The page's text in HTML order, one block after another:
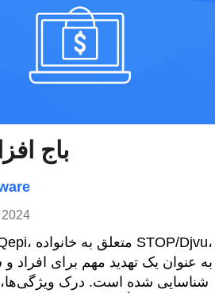
باج
2024
به عنوان یک تهدید مهم برای افراد
شناسایی شده است. درک